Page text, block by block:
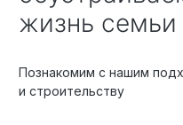
жизнь семьи
Познакомим с нашим
и строительству